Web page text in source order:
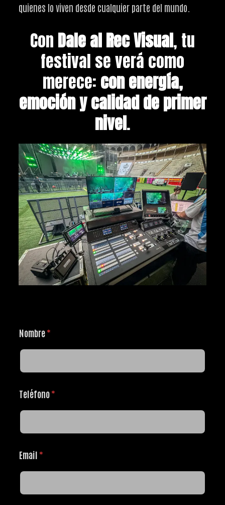
quienes lo viven desde cualquier parte del mundo.
Con Dale al Rec Visual, tu
festival se verá como
merece: con energía,
emoción y calidad de primer
nivel.
Nombre*
Teléfono*
Email *